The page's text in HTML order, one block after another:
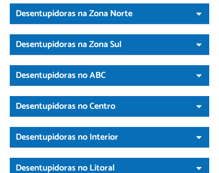
Desentupidoras na Zona Norte
Desentupidoras na Zona Sul
Desentupidoras no ABC
Desentupidoras no Centro
Desentupidoras no Interior
Desentupidoras no Litoral